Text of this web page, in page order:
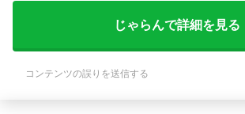
じゃらんで詳細を見る
コンテンツの誤りを送信する